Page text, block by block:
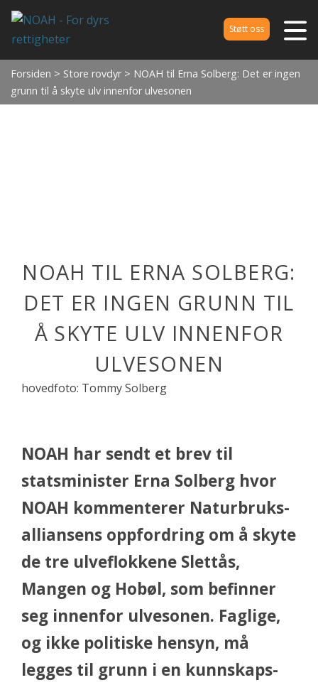
Støtt oss
Forsiden > Store rovdyr > NOAH til Erna Solberg: Det er ingen
grunn til å skyte ulv innenfor ulvesonen
NOAH TIL ERNA SOLBERG:
DET ER INGEN GRUNN TIL
Å SKYTE ULV INNENFOR
ULVESONEN
hovedfoto: Tommy Solberg
NOAH har sendt et brev til
statsminister Erna Solberg hvor
NOAH kommenterer Naturbruks­
alliansens oppfordring om å skyte
de tre ulveflokkene Slettås,
Mangen og Hobøl, som befinner
seg innenfor ulvesonen. Faglige,
og ikke politiske hensyn, må
legges til grunn i en kunnskaps­